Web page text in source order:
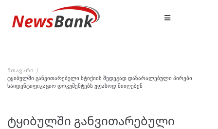
მთავარი /
ტყიბულში განვითარებული სტიქიის შედეგად დაზარალებული პირები
საიდენტიფიკაციო დოკუმენტებს უფასოდ მიიღებენ
ტყიბულში განვითარებული